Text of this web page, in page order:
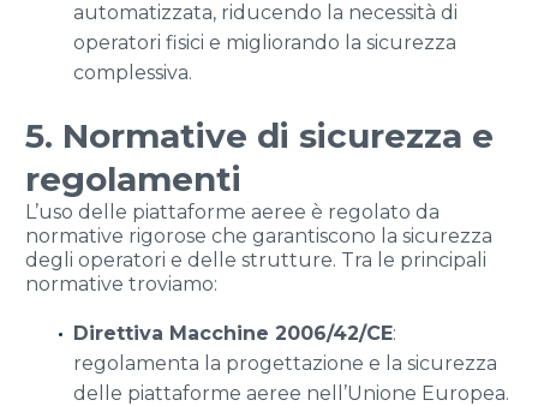
automatizzata, riducendo la necessità di
operatori fisici e migliorando la sicurezza
complessiva.
5. Normative di sicurezza e
regolamenti
L’uso delle piattaforme aeree è regolato da
normative rigorose che garantiscono la sicurezza
degli operatori e delle strutture. Tra le principali
normative troviamo:
Direttiva Macchine 2006/42/CE:
regolamenta la progettazione e la sicurezza
delle piattaforme aeree nell’Unione Europea.